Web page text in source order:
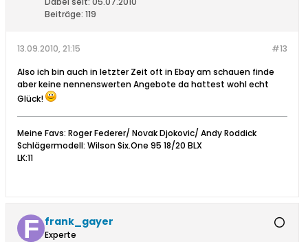
Beiträge: 119
#13
13.09.2010, 21:15
Also ich bin auch in letzter Zeit oft in Ebay am schauen finde
aber keine nennenswerten Angebote da hattest wohl echt
Glück!
Meine Favs: Roger Federer/ Novak Djokovic/ Andy Roddick
Schlägermodell: Wilson Six.One 95 18/20 BLX
LK:11
frank_gayer
Experte